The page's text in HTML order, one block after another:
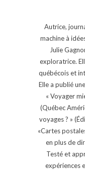
Autrice,
machine à
Julie
exploratrice.
québécois et
Elle a publié
« Voyager
(Québec
voyages ? »
«Cartes
en plus de
Testé et
expériences